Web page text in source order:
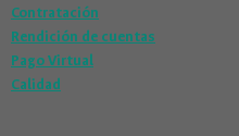
Contratación
Rendición de cuentas
Pago Virtual
Calidad